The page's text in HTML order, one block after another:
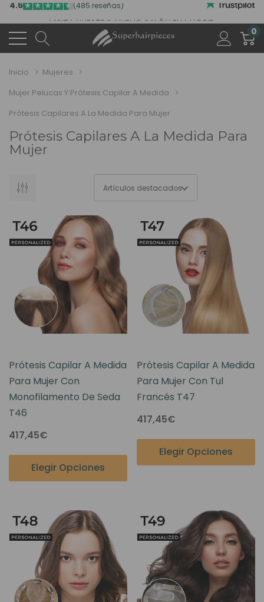
VISITA NUESTRO NUEVO SALÓN EN MADRID
ACCEDE A NUESTROS DESCUENTOS DE BIENVENIDA
4.6
(485 reseñas)
4.6
(485 reseñas)
0
Inicio
Mujeres
Mujer Pelucas Y Prótesis Capilar A Medida
Prótesis Capilares A La Medida Para Mujer
Prótesis Capilares A La Medida Para
Mujer
Prótesis Capilar A Medida
Para Mujer Con
Monofilamento De Seda
T46
417,45€
Elegir Opciones
Prótesis Capilar A Medida
Para Mujer Con Tul
Francés T47
417,45€
Elegir Opciones